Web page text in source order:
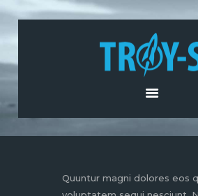
ABOUT US
PRODUCTS AND
Quuntur magni dolores eos